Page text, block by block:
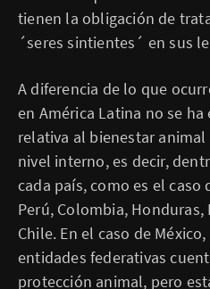
tienen la obligación de
´seres sintientes´ en sus
A diferencia de lo que
en América Latina no se
relativa al bienestar
nivel interno, es decir,
cada país, como es el caso
Perú, Colombia,
Chile. En el caso de
entidades federativas
protección animal, pero